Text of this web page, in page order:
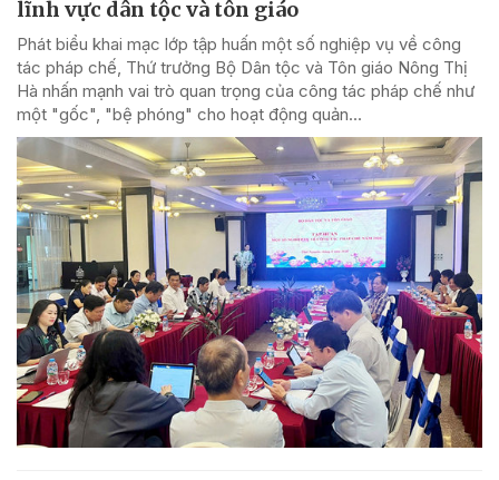
lĩnh vực dân tộc và tôn giáo
Phát biểu khai mạc lớp tập huấn một số nghiệp vụ về công
tác pháp chế, Thứ trưởng Bộ Dân tộc và Tôn giáo Nông Thị
Hà nhấn mạnh vai trò quan trọng của công tác pháp chế như
một "gốc", "bệ phóng" cho hoạt động quản...